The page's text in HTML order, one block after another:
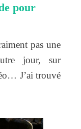
pour
pas une
jour, sur
J’ai trouvé